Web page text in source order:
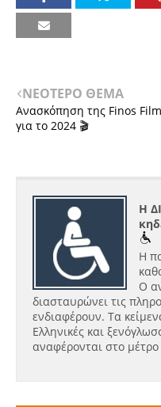
ΝΕΟΤΕΡΟ ΘΕΜΑ
Ανασκόπηση της Finos Film
για το 2024 🎬
Η
Η
Ο
διασταυρώνει τις
ενδιαφέρουν. Τα
Ελληνικές και
αναφέρονται στο